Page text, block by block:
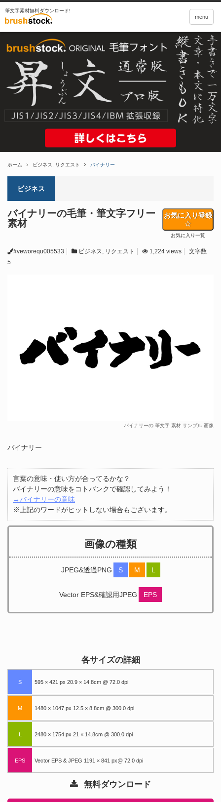
筆文字素材無料ダウンロード!
menu
ホーム ビジネス, リクエスト バイナリー
ビジネス
バイナリーの毛筆・筆文字フリー
素材
お気に入り登録
お気に入り一覧
#veworequ005533 ビジネス, リクエスト 1,224 views
文字数
5
バイナリーの 筆文字 素材 サンプル 画像
バイナリー
言葉の意味・使い方が合ってるかな？
バイナリーの意味をコトバンクで確認してみよう！
→バイナリーの意味
※上記のワードがヒットしない場合もございます。
画像の種類
JPEG&透過PNG S M L
Vector EPS&確認用JPEG EPS
各サイズの詳細
S 595 × 421 px 20.9 × 14.8cm @ 72.0 dpi
M 1480 × 1047 px 12.5 × 8.8cm @ 300.0 dpi
L 2480 × 1754 px 21 × 14.8cm @ 300.0 dpi
EPS Vector EPS & JPEG 1191 × 841 px@ 72.0 dpi
無料ダウンロード